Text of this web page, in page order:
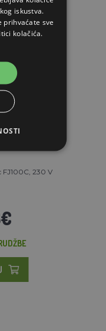
230 V
iskustva.
prihvaćate sve
kolačića.